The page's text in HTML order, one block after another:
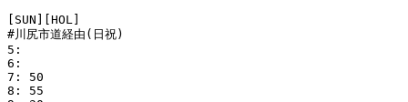
[SUN][HOL]
#川尻市道経由(日祝)
5:
6:
7: 50
8: 55